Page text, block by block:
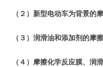
（２）新型电动车为背景的
（３）润滑油和添加剂的摩
（４）摩擦化学反应膜、润